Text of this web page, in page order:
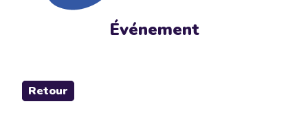
Événement
Retour